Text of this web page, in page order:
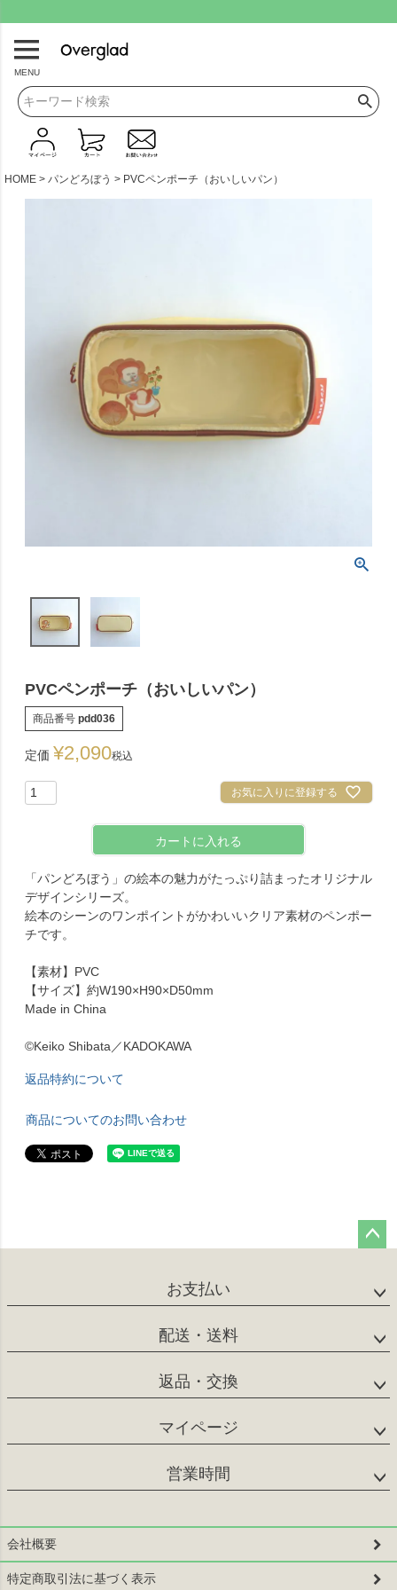
MENU
HOME パンどろぼう PVCペンポーチ（おいしいパン）
PVCペンポーチ（おいしいパン）
商品番号 pdd036
定価 ¥2,090税込
お気に入りに登録する
カートに入れる
「パンどろぼう」の絵本の魅力がたっぷり詰まったオリジナル
デザインシリーズ。
絵本のシーンのワンポイントがかわいいクリア素材のペンポー
チです。
【素材】PVC
【サイズ】約W190×H90×D50mm
Made in China
©Keiko Shibata／KADOKAWA
返品特約について
商品についてのお問い合わせ
ップ
お支払い
配送・送料
返品・交換
マイページ
営業時間
会社概要
特定商取引法に基づく表示